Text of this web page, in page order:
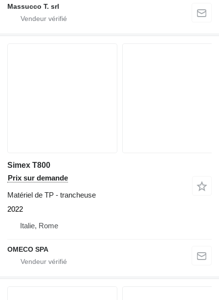
Massucco T. srl
Simex T800
Prix sur demande
Matériel de TP - trancheuse
2022
Italie, Rome
OMECO SPA